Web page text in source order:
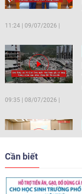
11:24 09/07/2026
09:35 08/07/2026
Cần biết